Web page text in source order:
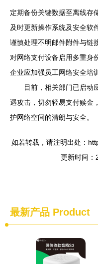
定期备份关键数据至离线存
及时更新操作系统及安全软
谨慎处理不明邮件附件与链
对网络支付设备启用多重身
企业应加强员工网络安全培
目前，相关部门已启动
遇攻击，切勿轻易支付赎金
护网络空间的清朗与安全。
如若转载，请注明出处：
更新时间
最新产品 Product